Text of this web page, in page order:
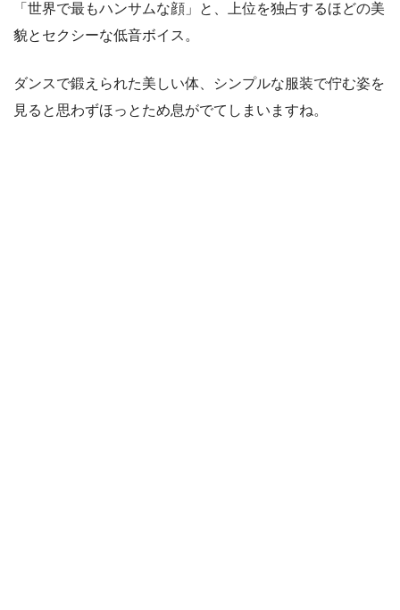
「世界で最もハンサムな顔」と、上位を独占するほどの美
貌とセクシーな低音ボイス。
ダンスで鍛えられた美しい体、シンプルな服装で佇む姿を
見ると思わずほっとため息がでてしまいますね。